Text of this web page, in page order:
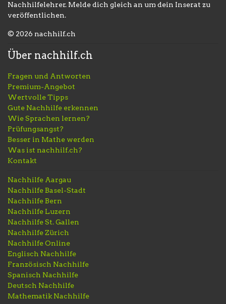
Nachhilfelehrer. Melde dich gleich an um dein Inserat zu
veröffentlichen.
© 2026 nachhilf.ch
Über nachhilf.ch
Fragen und Antworten
Premium-Angebot
Wertvolle Tipps
Gute Nachhilfe erkennen
Wie Sprachen lernen?
Prüfungsangst?
Besser in Mathe werden
Was ist nachhilf.ch?
Kontakt
Nachhilfe Aargau
Nachhilfe Basel-Stadt
Nachhilfe Bern
Nachhilfe Luzern
Nachhilfe St. Gallen
Nachhilfe Zürich
Nachhilfe Online
Englisch Nachhilfe
Französisch Nachhilfe
Spanisch Nachhilfe
Deutsch Nachhilfe
Mathematik Nachhilfe